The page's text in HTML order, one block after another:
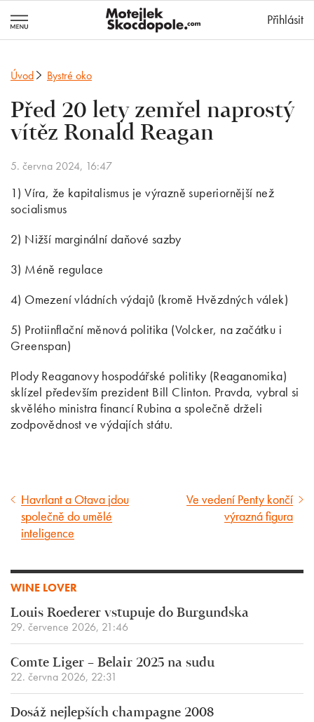
Přihlásit
Úvod Bystré oko
Před 20 lety zemřel naprostý
vítěz Ronald Reagan
5. června 2024, 16:47
1) Víra, že kapitalismus je výrazně superiornější než
socialismus
2) Nižší marginální daňové sazby
3) Méně regulace
4) Omezení vládních výdajů (kromě Hvězdných válek)
5) Protiinflační měnová politika (Volcker, na začátku i
Greenspan)
Plody Reaganovy hospodářské politiky (Reaganomika)
sklízel především prezident Bill Clinton. Pravda, vybral si
skvělého ministra financí Rubina a společně drželi
zodpovědnost ve výdajích státu.
Předcházející
článek
Havrlant a Otava jdou
společně do umělé
inteligence
Následující
Ve vedení Penty končí
výrazná figura
WINE LOVER
Louis Roederer vstupuje do Burgundska
29. července 2026, 21:46
Comte Liger – Belair 2025 na sudu
22. června 2026, 22:31
Dosáž nejlepších champagne 2008